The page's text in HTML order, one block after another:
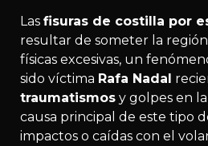
Las fisuras de costilla por
resultar de someter la
físicas excesivas, un
sido víctima Rafa Nadal
traumatismos y golpes en
causa principal de este tipo
impactos o caídas con el